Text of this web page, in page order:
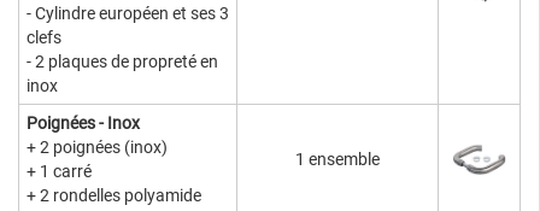
- Cylindre européen et ses 3
clefs
- 2 plaques de propreté en
inox
Poignées- Inox
+ 2 poignées (inox)
+ 1 carré
+ 2 rondelles polyamide
1 ensemble